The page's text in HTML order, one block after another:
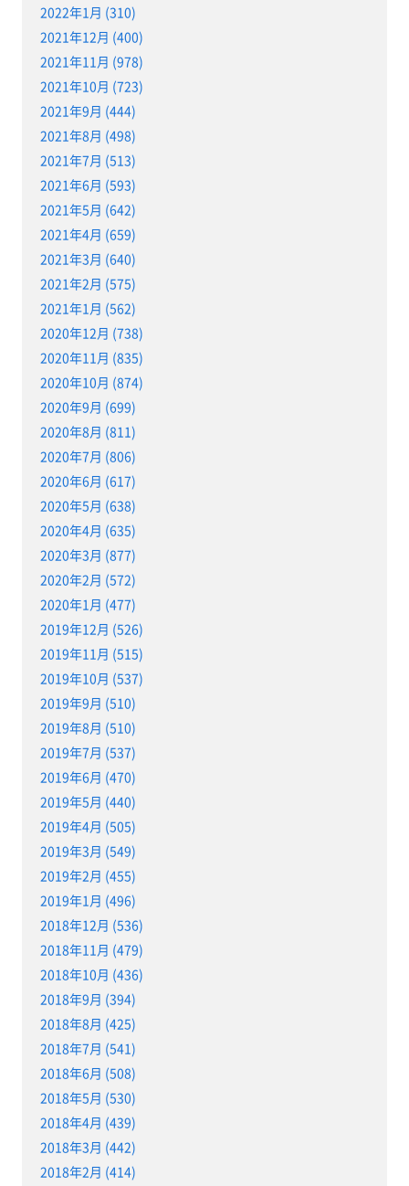
2022年1月 (310)
2021年12月 (400)
2021年11月 (978)
2021年10月 (723)
2021年9月 (444)
2021年8月 (498)
2021年7月 (513)
2021年6月 (593)
2021年5月 (642)
2021年4月 (659)
2021年3月 (640)
2021年2月 (575)
2021年1月 (562)
2020年12月 (738)
2020年11月 (835)
2020年10月 (874)
2020年9月 (699)
2020年8月 (811)
2020年7月 (806)
2020年6月 (617)
2020年5月 (638)
2020年4月 (635)
2020年3月 (877)
2020年2月 (572)
2020年1月 (477)
2019年12月 (526)
2019年11月 (515)
2019年10月 (537)
2019年9月 (510)
2019年8月 (510)
2019年7月 (537)
2019年6月 (470)
2019年5月 (440)
2019年4月 (505)
2019年3月 (549)
2019年2月 (455)
2019年1月 (496)
2018年12月 (536)
2018年11月 (479)
2018年10月 (436)
2018年9月 (394)
2018年8月 (425)
2018年7月 (541)
2018年6月 (508)
2018年5月 (530)
2018年4月 (439)
2018年3月 (442)
2018年2月 (414)